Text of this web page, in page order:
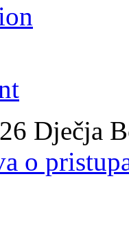
Dječja
o